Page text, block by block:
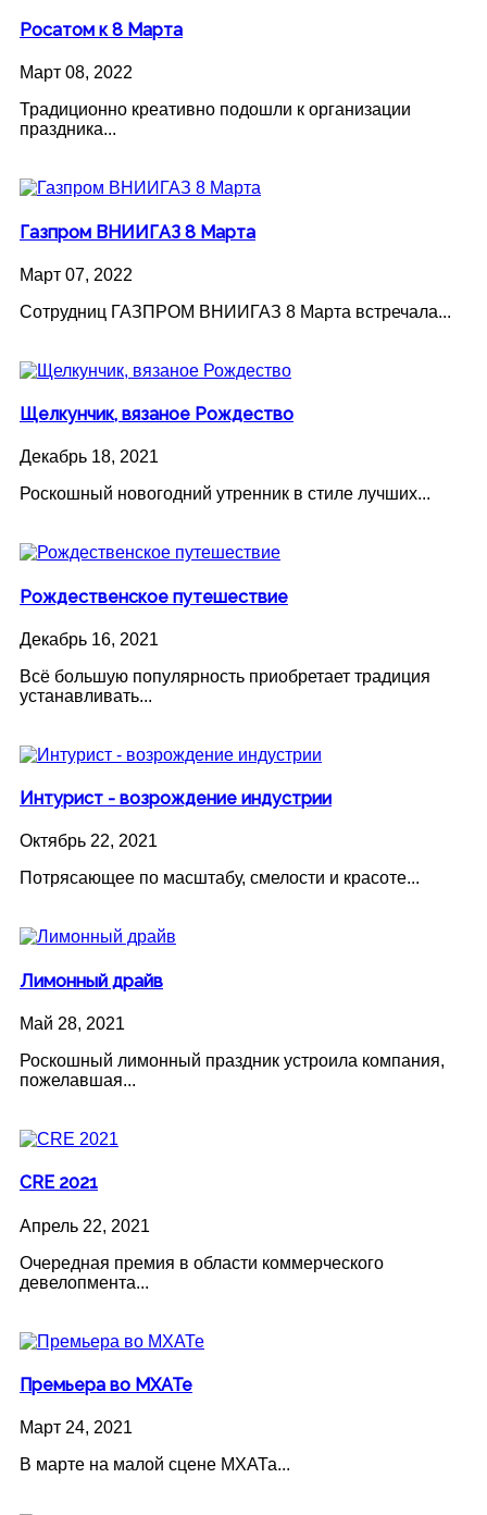
Росатом к 8 Марта
Март 08, 2022
Традиционно креативно подошли к организации
праздника...
Газпром ВНИИГАЗ 8 Марта
Март 07, 2022
Сотрудниц ГАЗПРОМ ВНИИГАЗ 8 Марта встречала...
Щелкунчик, вязаное Рождество
Декабрь 18, 2021
Роскошный новогодний утренник в стиле лучших...
Рождественское путешествие
Декабрь 16, 2021
Всё большую популярность приобретает традиция
устанавливать...
Интурист - возрождение индустрии
Октябрь 22, 2021
Потрясающее по масштабу, смелости и красоте...
Лимонный драйв
Май 28, 2021
Роскошный лимонный праздник устроила компания,
пожелавшая...
CRE 2021
Апрель 22, 2021
Очередная премия в области коммерческого
девелопмента...
Премьера во МХАТе
Март 24, 2021
В марте на малой сцене МХАТа...